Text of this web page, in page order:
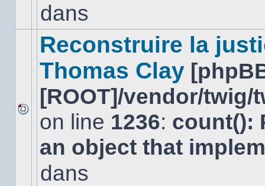
dansdans
Aucun
nouveau
message
non-
dans
Reconstruire la
Thomas Clay
[ROOT]/vendor/
on line 1236: count():
an object that
dans